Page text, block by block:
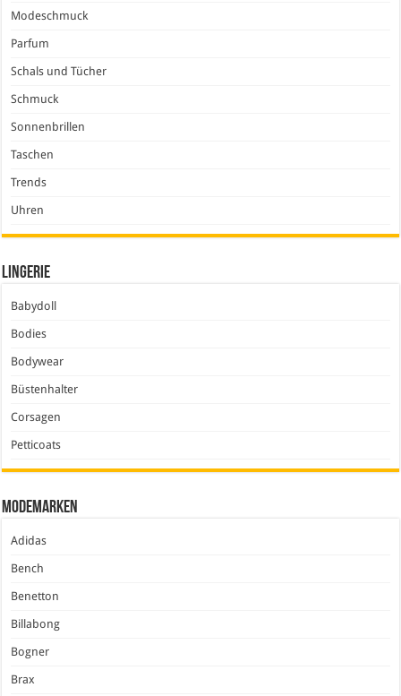
Modeschmuck
Parfum
Schals und Tücher
Schmuck
Sonnenbrillen
Taschen
Trends
Uhren
Lingerie
Babydoll
Bodies
Bodywear
Büstenhalter
Corsagen
Petticoats
Modemarken
Adidas
Bench
Benetton
Billabong
Bogner
Brax